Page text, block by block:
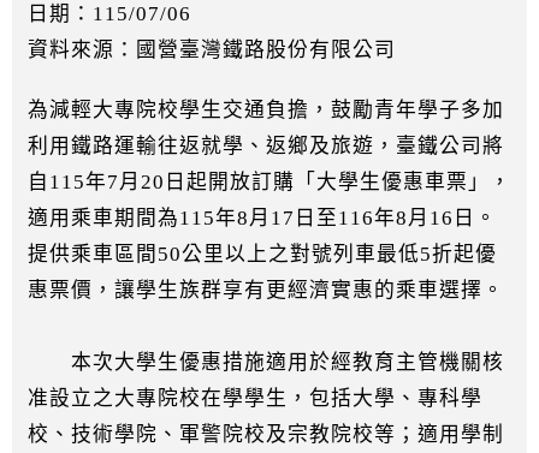
日期：115/07/06
資料來源：國營臺灣鐵路股份有限公司
為減輕大專院校學生交通負擔，鼓勵青年學子多加
利用鐵路運輸往返就學、返鄉及旅遊，臺鐵公司將
自115年7月20日起開放訂購「大學生優惠車票」，
適用乘車期間為115年8月17日至116年8月16日。
提供乘車區間50公里以上之對號列車最低5折起優
惠票價，讓學生族群享有更經濟實惠的乘車選擇。
本次大學生優惠措施適用於經教育主管機關核
准設立之大專院校在學學生，包括大學、專科學
校、技術學院、軍警院校及宗教院校等；適用學制